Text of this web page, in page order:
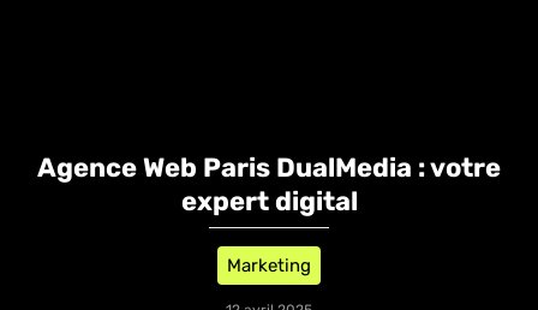
Agence Web Paris DualMedia : votre
expert digital
Marketing